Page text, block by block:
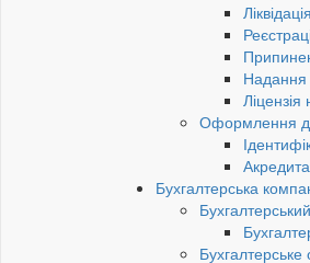
Надання
Оформлення
Бухгалтерська
Бухгалтерське